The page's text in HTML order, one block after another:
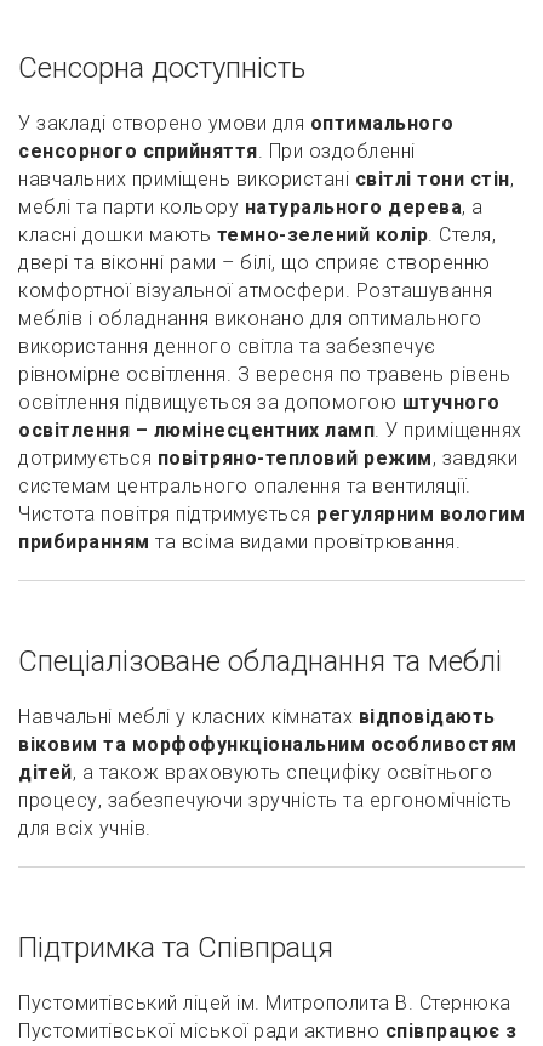
Сенсорна доступність
У закладі створено умови для оптимального
сенсорного сприйняття. При оздобленні
навчальних приміщень використані світлі тони стін,
меблі та парти кольору натурального дерева, а
класні дошки мають темно-зелений колір. Стеля,
двері та віконні рами – білі, що сприяє створенню
комфортної візуальної атмосфери. Розташування
меблів і обладнання виконано для оптимального
використання денного світла та забезпечує
рівномірне освітлення. З вересня по травень рівень
освітлення підвищується за допомогою штучного
освітлення – люмінесцентних ламп. У приміщеннях
дотримується повітряно-тепловий режим, завдяки
системам центрального опалення та вентиляції.
Чистота повітря підтримується регулярним вологим
прибиранням та всіма видами провітрювання.
Спеціалізоване обладнання та меблі
Навчальні меблі у класних кімнатах відповідають
віковим та морфофункціональним особливостям
дітей, а також враховують специфіку освітнього
процесу, забезпечуючи зручність та ергономічність
для всіх учнів.
Підтримка та Співпраця
Пустомитівський ліцей ім. Митрополита В. Стернюка
Пустомитівської міської ради активно співпрацює з